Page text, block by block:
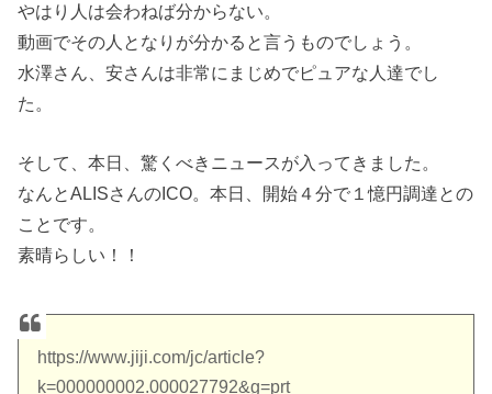
やはり人は会わねば分からない。
動画でその人となりが分かると言うものでしょう。
水澤さん、安さんは非常にまじめでピュアな人達でし
た。
そして、本日、驚くべきニュースが入ってきました。
なんとALISさんのICO。本日、開始４分で１憶円調達との
ことです。
素晴らしい！！
https://www.jiji.com/jc/article?
k=000000002.000027792&g=prt